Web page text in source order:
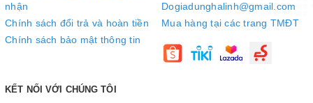
nhận
Chính sách đổi trả và hoàn tiền
Chính sách bảo mật thông tin
Dogiadunghalinh@gmail.com
Mua hàng tại các trang TMĐT
KẾT NỐI VỚI CHÚNG TÔI